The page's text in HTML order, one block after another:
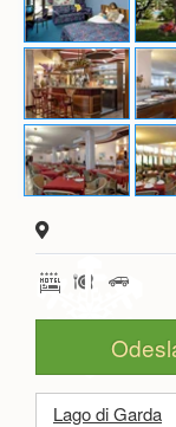
Lago di Garda